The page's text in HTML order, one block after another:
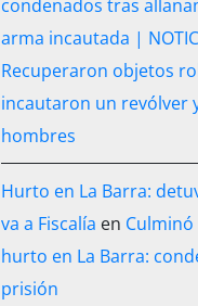
condenados tras
arma incautada |
Recuperaron objetos
incautaron un revólver
hombres
Hurto en La Barra:
va a Fiscalía en
hurto en La Barra:
prisión